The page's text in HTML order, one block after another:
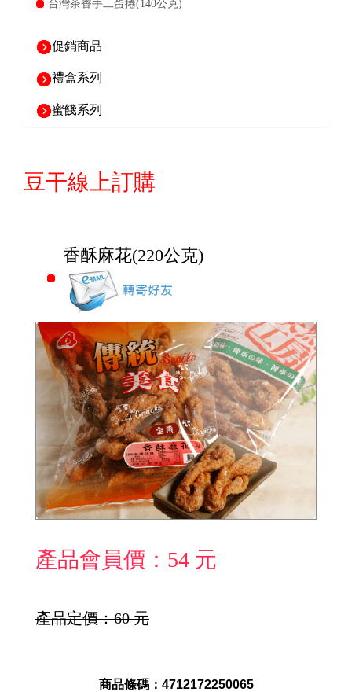
台灣茶香手工蛋捲(140公克)
促銷商品
禮盒系列
蜜餞系列
豆干線上訂購
香酥麻花(220公克)
產品會員價：54 元
產品定價：60 元
商品條碼：4712172250065